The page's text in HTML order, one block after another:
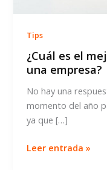
Tips
¿Cuál es el
una empresa?
No hay una
momento del año
ya que […]
¿Cuál
Leer entrada »